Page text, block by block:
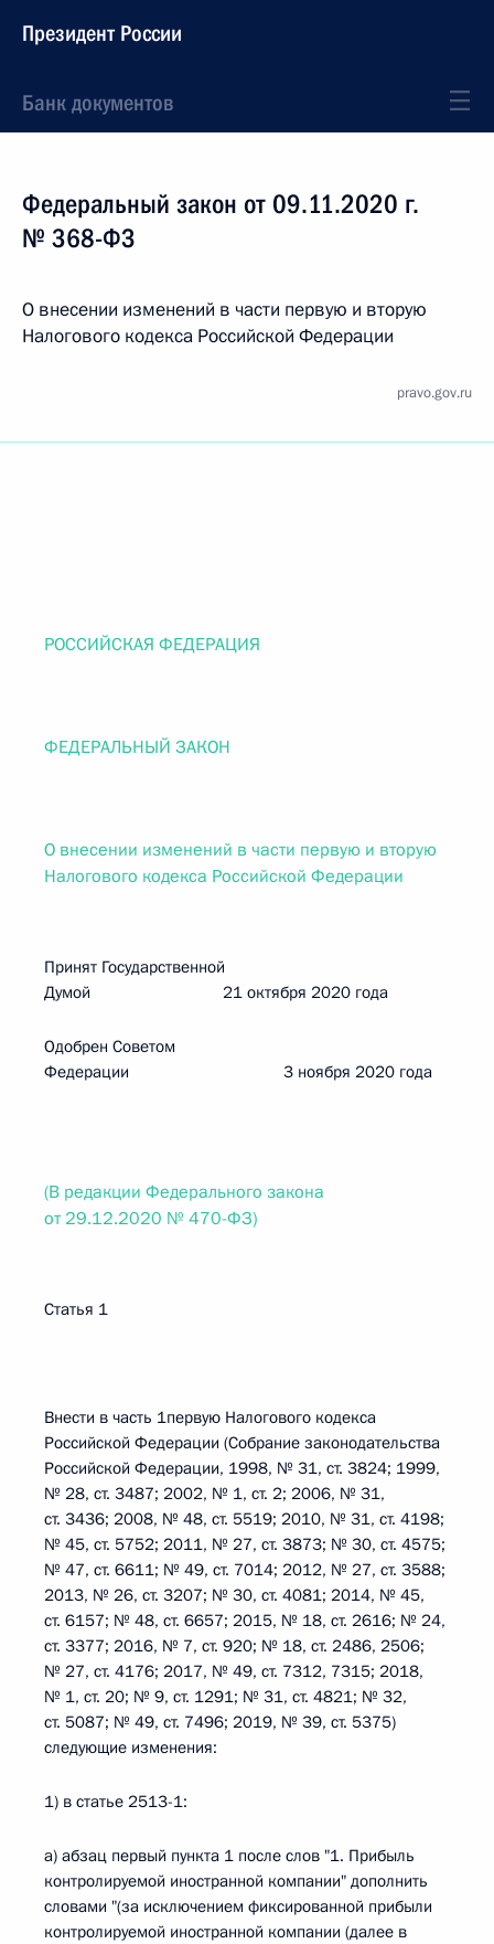
Президент России
Банк документов
Федеральный закон от 09.11.2020 г.
№ 368-ФЗ
О внесении изменений в части первую и вторую
Налогового кодекса Российской Федерации
pravo.gov.ru
РОССИЙСКАЯ ФЕДЕРАЦИЯ
ФЕДЕРАЛЬНЫЙ ЗАКОН
О внесении изменений в части первую и вторую
Налогового кодекса Российской Федерации
Принят Государственной
Думой 21 октября 2020 года
Одобрен Советом
Федерации 3 ноября 2020 года
(В редакции Федерального закона
от 29.12.2020 № 470-ФЗ)
Статья 1
Внести в часть 1первую Налогового кодекса
Российской Федерации (Собрание законодательства
Российской Федерации, 1998, № 31, ст. 3824; 1999,
№ 28, ст. 3487; 2002, № 1, ст. 2; 2006, № 31,
ст. 3436; 2008, № 48, ст. 5519; 2010, № 31, ст. 4198;
№ 45, ст. 5752; 2011, № 27, ст. 3873; № 30, ст. 4575;
№ 47, ст. 6611; № 49, ст. 7014; 2012, № 27, ст. 3588;
2013, № 26, ст. 3207; № 30, ст. 4081; 2014, № 45,
ст. 6157; № 48, ст. 6657; 2015, № 18, ст. 2616; № 24,
ст. 3377; 2016, № 7, ст. 920; № 18, ст. 2486, 2506;
№ 27, ст. 4176; 2017, № 49, ст. 7312, 7315; 2018,
№ 1, ст. 20; № 9, ст. 1291; № 31, ст. 4821; № 32,
ст. 5087; № 49, ст. 7496; 2019, № 39, ст. 5375)
следующие изменения:
1) в статье 2513-1:
а) абзац первый пункта 1 после слов "1. Прибыль
контролируемой иностранной компании" дополнить
словами "(за исключением фиксированной прибыли
контролируемой иностранной компании (далее в